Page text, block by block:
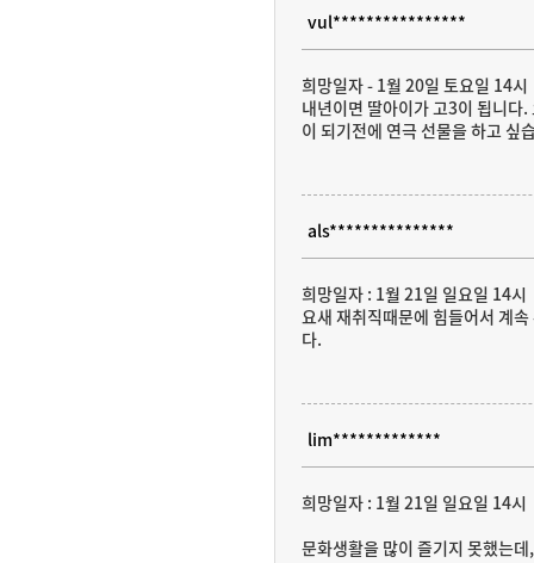
vul****************
희망일자 - 1월 20일 토요일 14시
내년이면 딸아이가 고3이 됩니다
이 되기전에 연극 선물을 하고 싶
als***************
희망일자 : 1월 21일 일요일 14시
요새 재취직때문에 힘들어서 계
다.
lim*************
희망일자 : 1월 21일 일요일 14시
문화생활을 많이 즐기지 못했는